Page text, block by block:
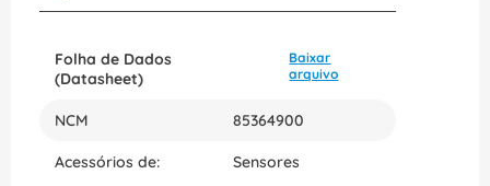
Folha de Dados
(Datasheet)
Baixar
arquivo
NCM 85364900
Acessórios de: Sensores